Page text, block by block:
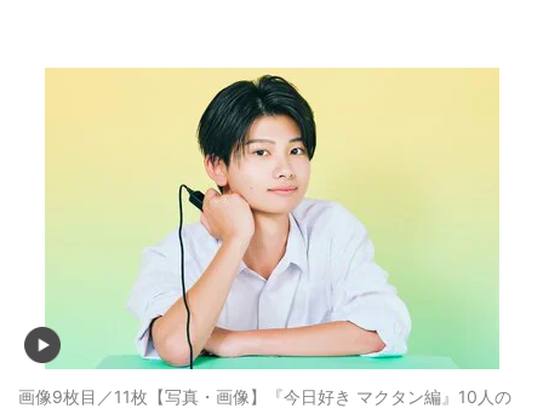
画像9枚目／11枚 【写真・画像】『今日好き マクタン編』10人の